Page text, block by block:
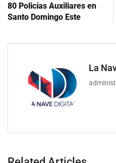
80 Policías Auxiliares en
Santo Domingo Este
La